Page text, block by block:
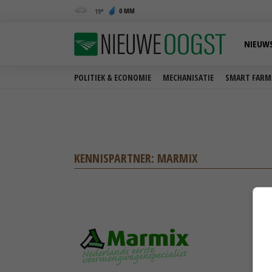
19 0 MM
POLITIEK & ECONOMIE MECHANISATIE SMART
KENNISPARTNER: MARMIX